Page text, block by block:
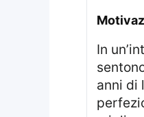
In
anni di